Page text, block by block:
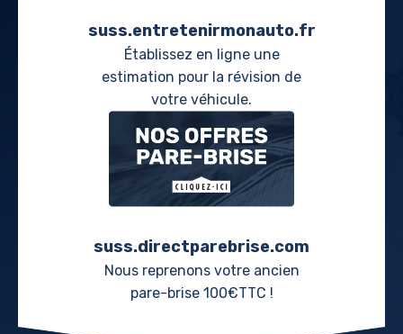
suss.entretenirmonauto.fr
Établissez en ligne une
estimation pour la révision de
votre véhicule.
suss.directparebrise.com
Nous reprenons votre ancien
pare-brise 100€TTC !